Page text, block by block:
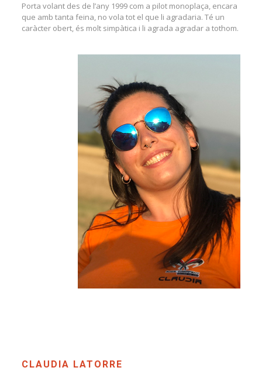
Porta volant des de l’any 1999 com a pilot monoplaça, encara
que amb tanta feina, no vola tot el que li agradaria. Té un
caràcter obert, és molt simpàtica i li agrada agradar a tothom.
CLAUDIA LATORRE